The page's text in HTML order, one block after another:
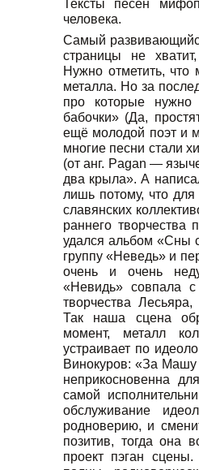
Тексты песен
человека.
Самый
страницы не
Нужно отметить, что
металла. Но за
про которые нужно
бабочки» (Да,
ещё молодой поэт и
многие песни стали
(от анг. Pagan —
два крыла». А
лишь потому, что
славянских
раннего творчества
удался альбом «Сны
группу «Неведь» и
очень и очень
«Невидь» совпала
творчества
Так наша сцена
момент, металл
устраивает по
Винокуров: «За
неприкосновенна
самой
обслуживание
родноверию, и
позитив, тогда она
проект пэган